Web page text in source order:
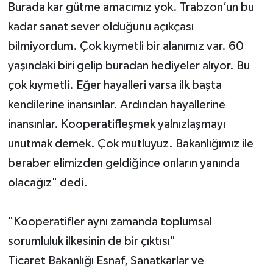
Burada kar gütme amacımız yok. Trabzon’un bu
kadar sanat sever olduğunu açıkçası
bilmiyordum. Çok kıymetli bir alanımız var. 60
yaşındaki biri gelip buradan hediyeler alıyor. Bu
çok kıymetli. Eğer hayalleri varsa ilk başta
kendilerine inansınlar. Ardından hayallerine
inansınlar. Kooperatifleşmek yalnızlaşmayı
unutmak demek. Çok mutluyuz. Bakanlığımız ile
beraber elimizden geldiğince onların yanında
olacağız" dedi.
"Kooperatifler aynı zamanda toplumsal
sorumluluk ilkesinin de bir çıktısı"
Ticaret Bakanlığı Esnaf, Sanatkarlar ve